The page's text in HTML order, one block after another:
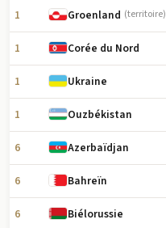
1 Groenland (territoire)
1 Corée du Nord
1 Ukraine
1 Ouzbékistan
6 Azerbaïdjan
6 Bahreïn
6 Biélorussie